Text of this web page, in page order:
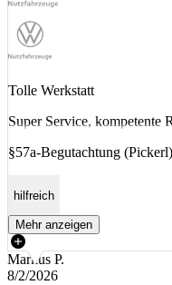
Tolle Werkstatt
Super Service, kompetente
§57a-Begutachtung (Pickerl)
hilfreich
Mehr anzeigen
Markus P.
8/2/2026